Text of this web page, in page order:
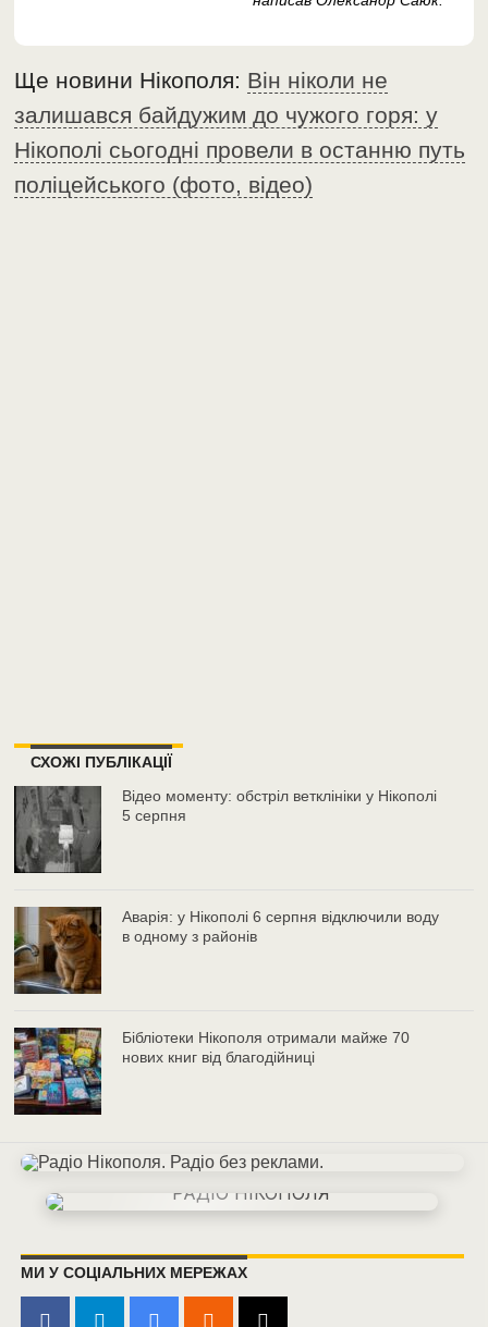
Ще новини Нікополя: Він ніколи не
залишався байдужим до чужого горя: у
Нікополі сьогодні провели в останню путь
поліцейського (фото, відео)
СХОЖІ ПУБЛІКАЦІЇ
Відео моменту: обстріл ветклініки у Нікополі
5 серпня
Аварія: у Нікополі 6 серпня відключили воду
в одному з районів
Бібліотеки Нікополя отримали майже 70
нових книг від благодійниці
МИ У СОЦІАЛЬНИХ МЕРЕЖАХ